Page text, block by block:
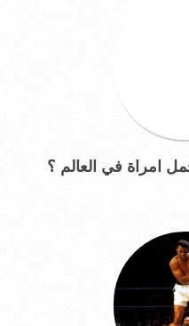
امرأة في العالم ؟